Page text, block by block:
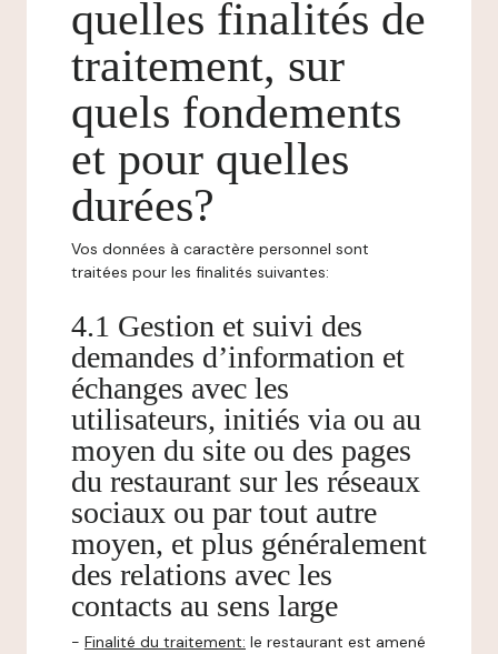
quelles finalités de
traitement, sur
quels fondements
et pour quelles
durées?
Vos données à caractère personnel sont
traitées pour les finalités suivantes:
4.1 Gestion et suivi des
demandes d’information et
échanges avec les
utilisateurs, initiés via ou au
moyen du site ou des pages
du restaurant sur les réseaux
sociaux ou par tout autre
moyen, et plus généralement
des relations avec les
contacts au sens large
- Finalité du traitement: le restaurant est amené